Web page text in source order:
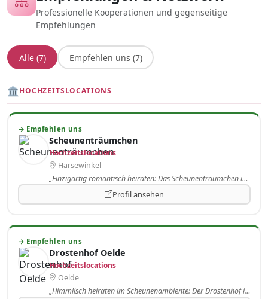
Professionelle Kooperationen und gegenseitige
Empfehlungen
Alle (7) Empfehlen uns (7)
🏛HOCHZEITSLOCATIONS
→ Empfehlen uns
Scheunenträumchen
Hochzeitslocations
Harsewinkel
„Einzigartig romantisch heiraten: Das Scheunenträumchen in Harsewinkel vereint…..."
Profil ansehen
→ Empfehlen uns
Drostenhof Oelde
Hochzeitslocations
Oelde
„Himmlisch heiraten im Scheunenambiente: Der Drostenhof in Oelde…..."